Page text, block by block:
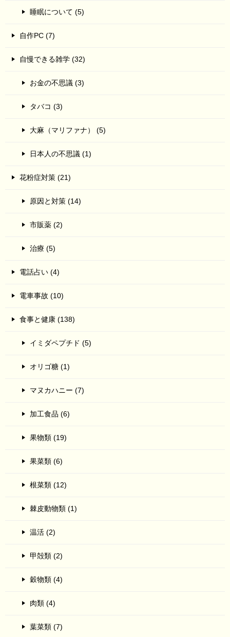
睡眠について (5)
自作PC (7)
自慢できる雑学 (32)
お金の不思議 (3)
タバコ (3)
大麻（マリファナ） (5)
日本人の不思議 (1)
花粉症対策 (21)
原因と対策 (14)
市販薬 (2)
治療 (5)
電話占い (4)
電車事故 (10)
食事と健康 (138)
イミダペプチド (5)
オリゴ糖 (1)
マヌカハニー (7)
加工食品 (6)
果物類 (19)
果菜類 (6)
根菜類 (12)
棘皮動物類 (1)
温活 (2)
甲殻類 (2)
穀物類 (4)
肉類 (4)
葉菜類 (7)